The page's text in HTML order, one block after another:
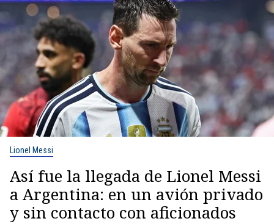
Lionel Messi
Así fue la llegada de Lionel Messi
a Argentina: en un avión privado
y sin contacto con aficionados